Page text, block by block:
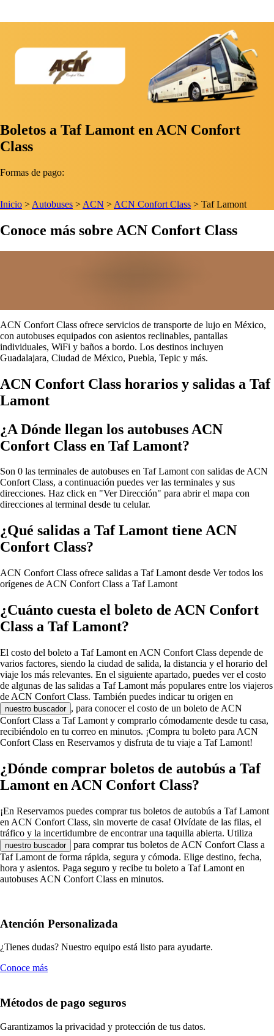
Boletos a Taf Lamont en ACN Confort
Class
Formas de pago:
Inicio > Autobuses > ACN > ACN Confort Class > Taf Lamont
Conoce más sobre ACN Confort Class
ACN Confort Class ofrece servicios de transporte de lujo en México,
con autobuses equipados con asientos reclinables, pantallas
individuales, WiFi y baños a bordo. Los destinos incluyen
Guadalajara, Ciudad de México, Puebla, Tepic y más.
ACN Confort Class horarios y salidas a Taf
Lamont
¿A Dónde llegan los autobuses ACN
Confort Class en Taf Lamont?
Son 0 las terminales de autobuses en Taf Lamont con salidas de ACN
Confort Class, a continuación puedes ver las terminales y sus
direcciones. Haz click en "Ver Dirección" para abrir el mapa con
direcciones al terminal desde tu celular.
¿Qué salidas a Taf Lamont tiene ACN
Confort Class?
ACN Confort Class ofrece salidas a Taf Lamont desde Ver todos los
orígenes de ACN Confort Class a Taf Lamont
¿Cuánto cuesta el boleto de ACN Confort
Class a Taf Lamont?
El costo del boleto a Taf Lamont en ACN Confort Class depende de
varios factores, siendo la ciudad de salida, la distancia y el horario del
viaje los más relevantes. En el siguiente apartado, puedes ver el costo
de algunas de las salidas a Taf Lamont más populares entre los viajeros
de ACN Confort Class. También puedes indicar tu origen en
nuestro buscador , para conocer el costo de un boleto de ACN
Confort Class a Taf Lamont y comprarlo cómodamente desde tu casa,
recibiéndolo en tu correo en minutos. ¡Compra tu boleto para ACN
Confort Class en Reservamos y disfruta de tu viaje a Taf Lamont!
¿Dónde comprar boletos de autobús a Taf
Lamont en ACN Confort Class?
¡En Reservamos puedes comprar tus boletos de autobús a Taf Lamont
en ACN Confort Class, sin moverte de casa! Olvídate de las filas, el
tráfico y la incertidumbre de encontrar una taquilla abierta. Utiliza
nuestro buscador
para comprar tus boletos de ACN Confort Class a
Taf Lamont de forma rápida, segura y cómoda. Elige destino, fecha,
hora y asientos. Paga seguro y recibe tu boleto a Taf Lamont en
autobuses ACN Confort Class en minutos.
Atención Personalizada
¿Tienes dudas? Nuestro equipo está listo para ayudarte.
Conoce más
Métodos de pago seguros
Garantizamos la privacidad y protección de tus datos.